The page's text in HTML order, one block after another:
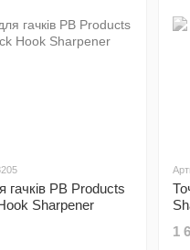
гачків PB Products
Sharpener
1